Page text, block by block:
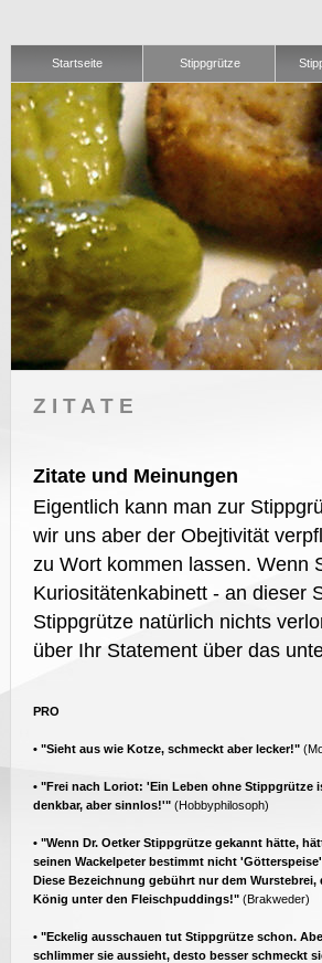
Startseite Stippgrütze
ZITATE
Zitate und Meinungen
Eigentlich kann man zur
wir uns aber der Obejtivität
zu Wort kommen lassen. Wenn
Kuriositätenkabinett - an dieser
Stippgrütze natürlich nichts
über Ihr Statement über das
PRO
• "Sieht aus wie Kotze, schmeckt aber lecker!"
• "Frei nach Loriot: 'Ein Leben ohne Stippgrütze
denkbar, aber sinnlos!'" (Hobbyphilosoph)
• "Wenn Dr. Oetker Stippgrütze gekannt hätte,
seinen Wackelpeter bestimmt nicht
Diese Bezeichnung gebührt nur dem Wurstebrei,
König unter den Fleischpuddings!" (Brakweder)
• "Eckelig ausschauen tut Stippgrütze schon.
schlimmer sie aussieht, desto besser schmeckt